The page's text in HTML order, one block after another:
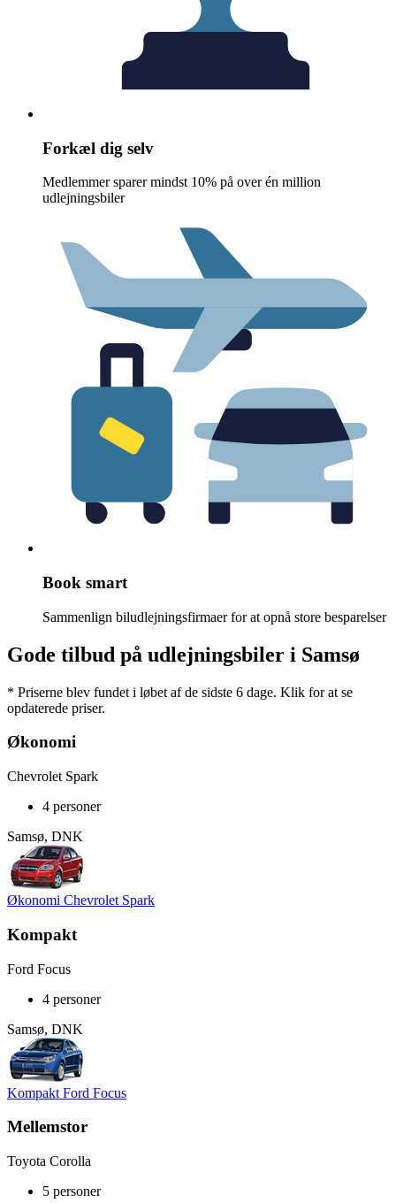
Forkæl dig selv
Medlemmer sparer mindst 10% på over én million
udlejningsbiler
Book smart
Sammenlign biludlejningsfirmaer for at opnå store besparelser
Gode tilbud på udlejningsbiler i Samsø
* Priserne blev fundet i løbet af de sidste 6 dage. Klik for at se
opdaterede priser.
Økonomi
Chevrolet Spark
4 personer
Samsø, DNK
Økonomi Chevrolet Spark
Kompakt
Ford Focus
4 personer
Samsø, DNK
Kompakt Ford Focus
Mellemstor
Toyota Corolla
5 personer